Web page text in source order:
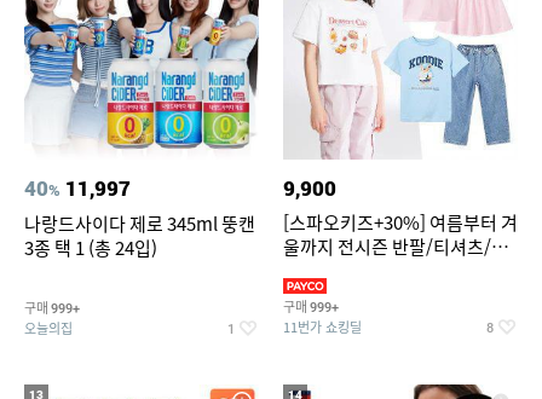
40% 11,997
나랑드사이다 제로 345ml 뚱캔
3종 택 1 (총 24입)
구매 999+
오늘의집 1
9,900
[스파오키즈+30%] 여름부터 겨
울까지 전시즌 반팔/티셔츠/셋
구매 999+
11번가 쇼킹딜 8
13 14